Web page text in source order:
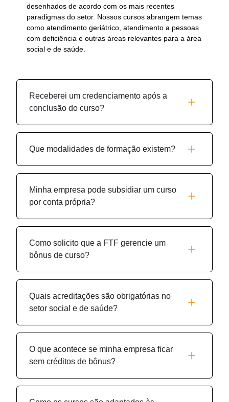
desenhados de acordo com os mais recentes
paradigmas do setor. Nossos cursos abrangem temas
como atendimento geriátrico, atendimento a pessoas
com deficiência e outras áreas relevantes para a área
social e de saúde.
Receberei um credenciamento após a
conclusão do curso?
Que modalidades de formação existem?
Minha empresa pode subsidiar um curso
por conta própria?
Como solicito que a FTF gerencie um
bônus de curso?
Quais acreditações são obrigatórias no
setor social e de saúde?
O que acontece se minha empresa ficar
sem créditos de bônus?